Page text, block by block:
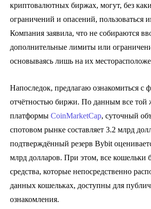
криптовалютных биржах, могут, без
ограничений и опасений, пользоваться
Компания заявила, что не собираются
дополнительные лимиты или
основываясь лишь на их
Напоследок, предлагаю ознакомиться с
отчётностью биржи. По данным все той
платформы CoinMarketCap, суточный
спотовом рынке составляет 3.2 млрд
подтверждённый резерв Bybit
млрд долларов. При этом, все кошельки
средства, которые непосредственно
данных кошельках, доступны для
ознакомления.